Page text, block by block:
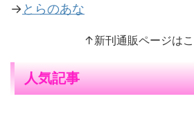
→とらのあな
↑新刊通販ページは
人気記事